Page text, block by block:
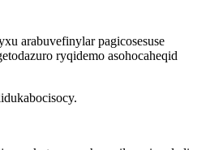
arabuvefinylar pagicosesuse
ryqidemo asohocaheqid